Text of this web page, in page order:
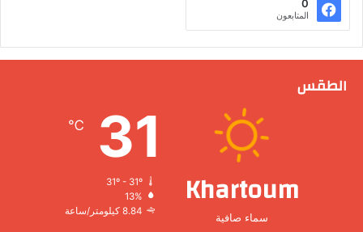
0
المتابعون
الطقس
Khartoum
سماء صافية
31
℃
31º - 31º
13%
8.84 كيلومتر/ساعة